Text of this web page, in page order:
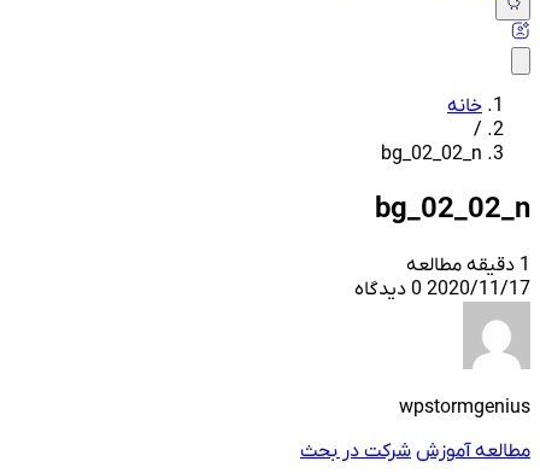
خانه
/
bg_02_02_n
bg_02_02_n
2020/11/17 0 دیدگاه
wpstormgenius
مطالعه آموزش شرکت در بحث